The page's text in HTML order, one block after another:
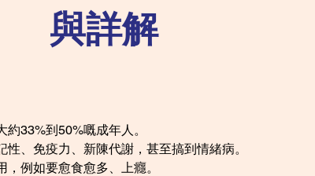
與詳解
33%到50%嘅成年人。
、免疫力、新陳代謝，甚至搞到情緒病。
例如要愈食愈多、上癮。